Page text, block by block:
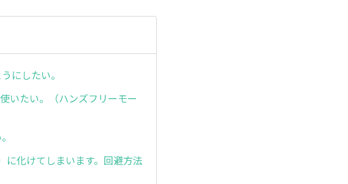
にしたい。
いたい。（ハンズフリーモー
に化けてしまいます。回避方法